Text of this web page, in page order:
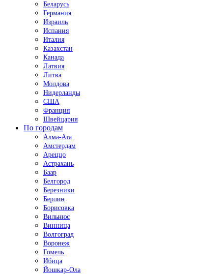
Беларусь
Германия
Израиль
Испания
Италия
Казахстан
Канада
Латвия
Литва
Молдова
Нидерланды
США
Франция
Швейцария
По городам
Алма-Ата
Амстердам
Ареццо
Астрахань
Баар
Белгород
Березники
Берлин
Борисовка
Вильнюс
Винница
Волгоград
Воронеж
Гомель
Ибица
Йошкар-Ола